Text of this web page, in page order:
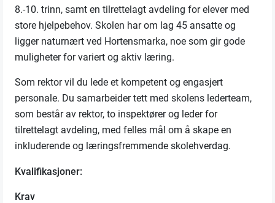
8.-10. trinn, samt en tilrettelagt avdeling for elever med
store hjelpebehov. Skolen har om lag 45 ansatte og
ligger naturnært ved Hortensmarka, noe som gir gode
muligheter for variert og aktiv læring.
Som rektor vil du lede et kompetent og engasjert
personale. Du samarbeider tett med skolens lederteam,
som består av rektor, to inspektører og leder for
tilrettelagt avdeling, med felles mål om å skape en
inkluderende og læringsfremmende skolehverdag.
Kvalifikasjoner:
Krav